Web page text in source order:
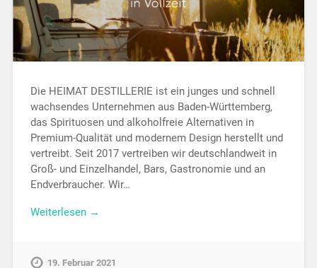
Die HEIMAT DESTILLERIE ist ein junges und schnell
wachsendes Unternehmen aus Baden-Württemberg,
das Spirituosen und alkoholfreie Alternativen in
Premium-Qualität und modernem Design herstellt und
vertreibt. Seit 2017 vertreiben wir deutschlandweit in
Groß- und Einzelhandel, Bars, Gastronomie und an
Endverbraucher. Wir…
Weiterlesen →
19. Februar 2021